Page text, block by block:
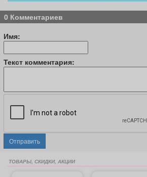
0 Комментариев
Имя:
Текст комментария:
Отправить
ТОВАРЫ, СКИДКИ, АКЦИИ